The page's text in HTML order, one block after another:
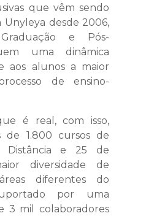
que vêm sendo
Unyleya desde 2006,
e Pós-
uma dinâmica
aos alunos a maior
de ensino-
é real, com isso,
de 1.800 cursos de
Distância e 25 de
diversidade de
diferentes do
por uma
3 mil colaboradores